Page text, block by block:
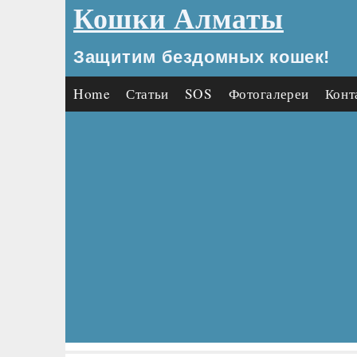
Кошки Алматы
Защитим бездомных кошек!
Home Статьи SOS Фотогалереи